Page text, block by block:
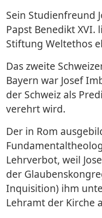
Sein Studienfreund
Papst Benedikt XVI.
Stiftung Weltethos
Das zweite
Bayern war Josef
der Schweiz als
verehrt wird.
Der in Rom
Lehrverbot, weil
der
Inquisition) ihm
Lehramt der Kirche